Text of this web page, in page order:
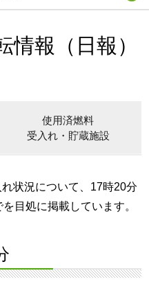
情報（日報）
使用済燃料
受入れ・貯蔵施設
状況について、17時20分
目処に掲載しています。